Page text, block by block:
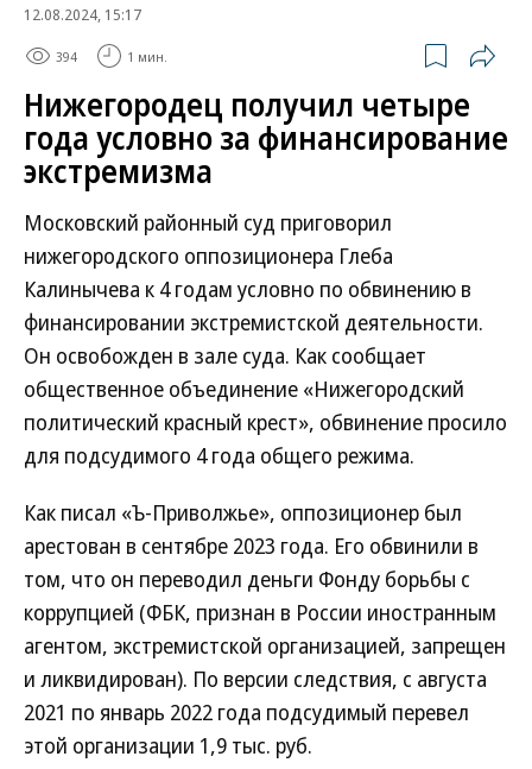
12.08.2024, 15:17
394 1 мин.
Нижегородец получил четыре
года условно за финансирование
экстремизма
Московский районный суд приговорил
нижегородского оппозиционера Глеба
Калинычева к 4 годам условно по обвинению в
финансировании экстремистской деятельности.
Он освобожден в зале суда. Как сообщает
общественное объединение «Нижегородский
политический красный крест», обвинение просило
для подсудимого 4 года общего режима.
Как писал «Ъ-Приволжье», оппозиционер был
арестован в сентябре 2023 года. Его обвинили в
том, что он переводил деньги Фонду борьбы с
коррупцией (ФБК, признан в России иностранным
агентом, экстремистской организацией, запрещен
и ликвидирован). По версии следствия, с августа
2021 по январь 2022 года подсудимый перевел
этой организации 1,9 тыс. руб.